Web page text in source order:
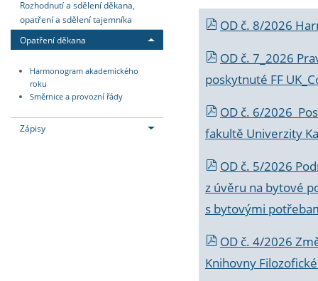
Rozhodnutí a sdělení děkana,
opatření a sdělení tajemníka
Opatření děkana
Harmonogram akademického
roku
Směrnice a provozní řády
Zápisy
OD č. 8/2026
OD č. 7_2026
poskytnuté FF
OD č. 6/2026
fakultě Univerzity
OD č. 5/2026
z úvěru na bytové
s bytovými
OD č. 4/2026
Knihovny